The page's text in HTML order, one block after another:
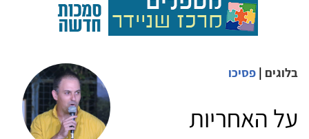
בלוגים | פסיכו
על האחריות